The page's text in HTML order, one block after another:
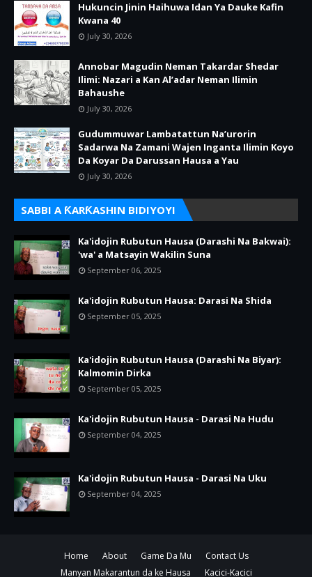
Hukuncin Jinin Haihuwa Idan Ya Dauke Kafin
Kwana 40
July 30, 2026
Annobar Magudin Neman Takardar Shedar
Ilimi: Nazari a Kan Al’adar Neman Ilimin
Bahaushe
July 30, 2026
Gudummuwar Lambatattun Na’urorin
Sadarwa Na Zamani Wajen Inganta Ilimin Koyo
Da Koyar Da Darussan Hausa a Yau
July 30, 2026
SABBI A ƘARƘASHIN BIDIYOYI
Ka'idojin Rubutun Hausa (Darashi Na Bakwai):
'wa' a Matsayin Wakilin Suna
September 06, 2025
Ka'idojin Rubutun Hausa: Darasi Na Shida
September 05, 2025
Ka'idojin Rubutun Hausa (Darashi Na Biyar):
Kalmomin Dirka
September 05, 2025
Ka'idojin Rubutun Hausa - Darasi Na Hudu
September 04, 2025
Ka'idojin Rubutun Hausa - Darasi Na Uku
September 04, 2025
Home About Game Da Mu
Contact Us
Manyan Makarantun da ke Hausa
Kacici-Kacici